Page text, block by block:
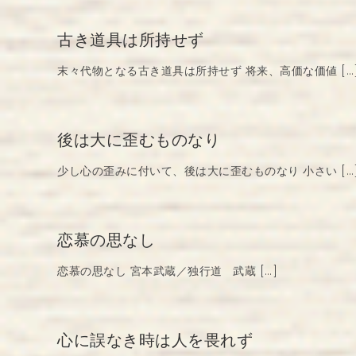
古き道具は所持せず
末々代物となる古き道具は所持せず 将来、高価な価値
後は大に歪むものなり
少し心の歪みに付いて、後は大に歪むものなり 小さい
恋慕の思なし
恋慕の思なし 宮本武蔵／独行道 武蔵 […]
心に誤なき時は人を畏れず